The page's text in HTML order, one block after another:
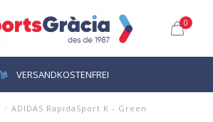
0
VERSANDKOSTENFREI
/ ADIDAS RapidaSport K - Green